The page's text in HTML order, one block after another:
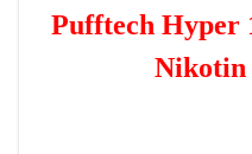
Pufftech Hyper